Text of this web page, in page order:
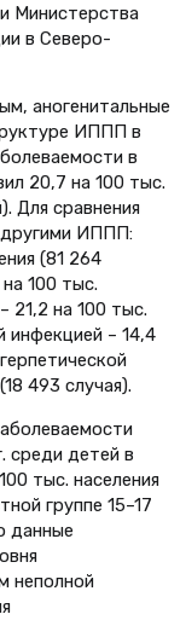
Министерства
в Северо-
аногенитальные
ИППП в
в
20,7 на 100 тыс.
Для сравнения
другими ИППП:
(81 264
100 тыс.
21,2 на 100 тыс.
инфекцией – 14,4
493 случая).
среди детей в
тыс. населения
группе 15–17
данные
неполной